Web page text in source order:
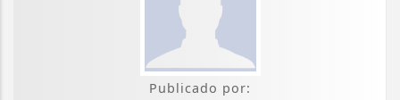
Publicado por: